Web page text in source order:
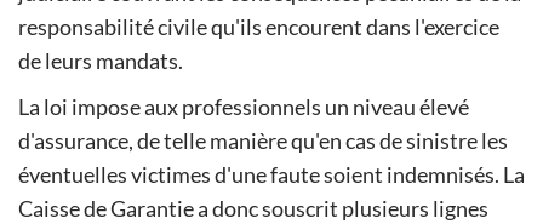
responsabilité civile qu'ils encourent dans l'exercice
de leurs mandats.
La loi impose aux professionnels un niveau élevé
d'assurance, de telle manière qu'en cas de sinistre les
éventuelles victimes d'une faute soient indemnisés. La
Caisse de Garantie a donc souscrit plusieurs lignes